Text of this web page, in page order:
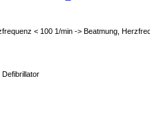
< 100 1/min -> Beatmung,